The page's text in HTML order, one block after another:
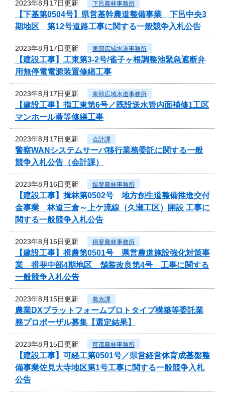
2023年8月17日更新 下呂農林事務所
【下基第0504号】県営基幹農道整備事業 下呂中央3
期地区 第12号道路工事に関する一般競争入札公告
2023年8月17日更新 東部広域水道事務所
【建設工事】工東第3-2号/雀子ヶ根調整池緊急遮断弁
用無停電電源装置修繕工事
2023年8月17日更新 東部広域水道事務所
【建設工事】指工東第6号／既設送水管内面補修1工区
マンホール蓋等修繕工事
2023年8月17日更新 会計課
警察WANシステムサーバ移行業務委託に関する一般
競争入札公告（会計課）
2023年8月16日更新 揖斐農林事務所
【建設工事】揖林第0502号 地方創生道整備推進交付
金事業 林道三倉～上ケ流線（久瀬工区）開設 工事に
関する一般競争入札公告
2023年8月16日更新 揖斐農林事務所
【建設工事】揖農第0501号 県営農道施設強化対策事
業 揖斐中部4期地区 舗装改良第4号 工事に関する
一般競争入札公告
2023年8月15日更新 農政課
農業DXプラットフォームプロトタイプ構築等委託業
務プロポーザル募集【選定結果】
2023年8月15日更新 可茂農林事務所
【建設工事】可経工第0501号／県営経営体育成基盤整
備事業佐見大寺地区第1号工事に関する一般競争入札
公告